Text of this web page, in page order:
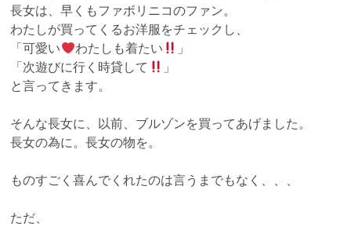
長女は、早くもファボリニコのファン。
わたしが買ってくるお洋服をチェックし、
「可愛い
わたしも着たい
」
「次遊びに行く時貸して
」
と言ってきます。
そんな長女に、以前、ブルゾンを買ってあげました。
長女の為に。長女の物を。
ものすごく喜んでくれたのは言うまでもなく、、、
ただ、